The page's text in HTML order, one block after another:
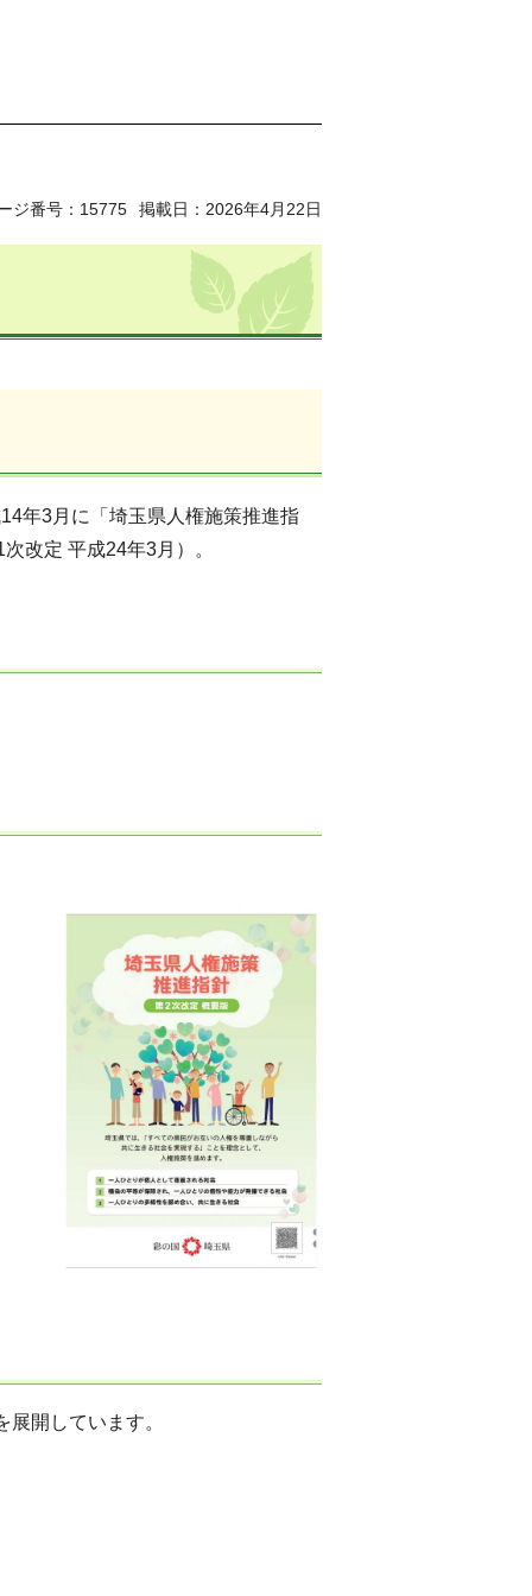
ジ番号：15775 掲載日：2026年4月22日
年3月に「埼玉県人権施策推進指
改定 平成24年3月）。
開しています。